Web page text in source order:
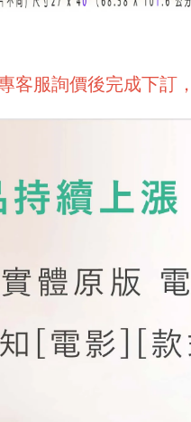
客服詢價後完成下訂